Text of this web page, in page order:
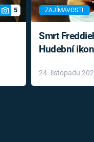
5 ZAJÍMAVOSTI
Smrt
Hudební
léky
24. listopadu